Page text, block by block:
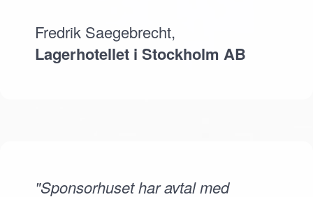
Fredrik Saegebrecht,
Lagerhotellet i Stockholm AB
"Sponsorhuset har avtal med